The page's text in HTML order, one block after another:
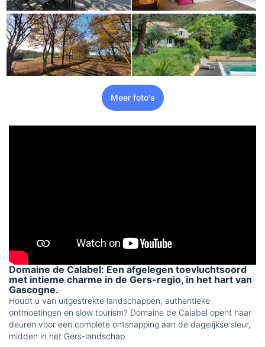
Meer foto's
Domaine de Calabel: Een afgelegen toevluchtsoord
met intieme charme in de Gers-regio, in het hart van
Gascogne.
Houdt u van uitgestrekte landschappen, authentieke
ontmoetingen en slow tourism? Domaine de Calabel opent haar
deuren voor een complete ontsnapping aan de dagelijkse sleur,
midden in het Gers-landschap.